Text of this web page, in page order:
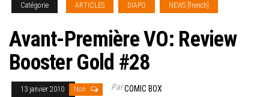
Catégorie ARTICLES DIAPO NEWS [french]
Avant-Première VO: Review
Booster Gold #28
13 janvier 2010 Non ParCOMIC BOX